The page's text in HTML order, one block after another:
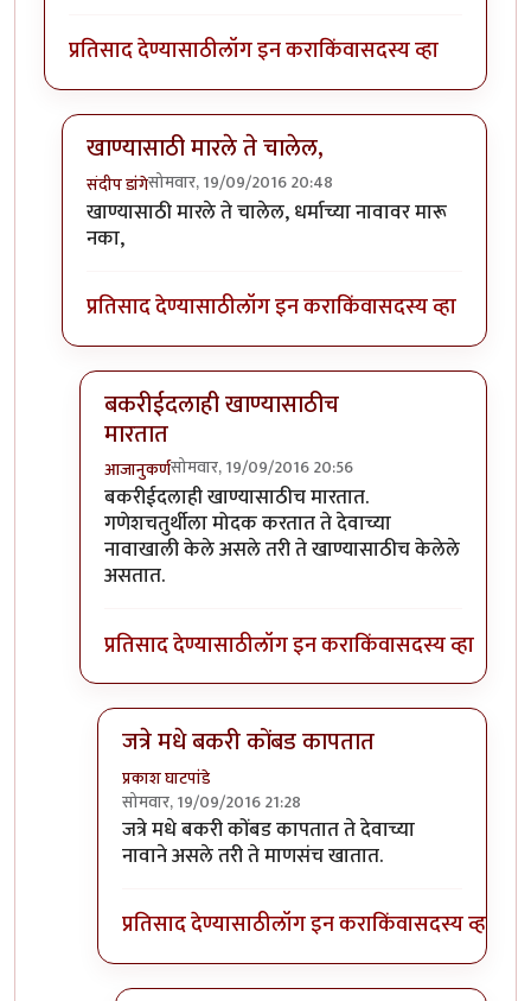
प्रतिसाद देण्यासाठीलॉग इन कराकिंवासदस्य व्हा
खाण्यासाठी मारले ते चालेल,
संदीप डांगेसोमवार, 19/09/2016 20:48
In reply toबकऱ्यांचा बळीbyआजानुकर्ण
खाण्यासाठी मारले ते चालेल, धर्माच्या नावावर मारू
नका,
प्रतिसाद देण्यासाठीलॉग इन कराकिंवासदस्य व्हा
बकरीईदलाही खाण्यासाठीच
मारतात
आजानुकर्णसोमवार, 19/09/2016 20:56
In reply toखाण्यासाठी मारले ते चालेल,
बकरीईदलाही खाण्यासाठीच मारतात.
गणेशचतुर्थीला मोदक करतात ते देवाच्या
नावाखाली केले असले तरी ते खाण्यासाठीच केलेले
असतात.
प्रतिसाद देण्यासाठीलॉग इन कराकिंवासदस्य व्हा
जत्रे मधे बकरी कोंबड कापतात
प्रकाश घाटपांडे
सोमवार, 19/09/2016 21:28
In reply toबकरीईदलाही खाण्यासाठीच मारतात
जत्रे मधे बकरी कोंबड कापतात ते देवाच्या
नावाने असले तरी ते माणसंच खातात.
प्रतिसाद देण्यासाठीलॉग इन कराकिंवासदस्य व्हा